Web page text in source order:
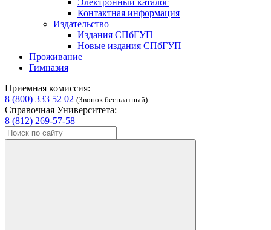
Электронный каталог
Контактная информация
Издательство
Издания СПбГУП
Новые издания СПбГУП
Проживание
Гимназия
Приемная комиссия:
8 (800) 333 52 02 (Звонок бесплатный)
Справочная Университета:
8 (812) 269-57-58